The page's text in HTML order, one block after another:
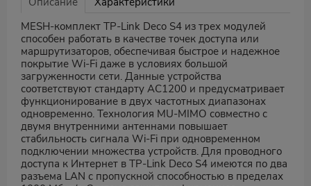
MESH-комплект TP-Link Deco S4 из трех модулей
способен работать в качестве точек доступа или
маршрутизаторов, обеспечивая быстрое и надежное
покрытие Wi-Fi даже в условиях большой
загруженности сети. Данные устройства
соответствуют стандарту AC1200 и предусматривает
функционирование в двух частотных диапазонах
одновременно. Технология MU-MIMO совместно с
двумя внутренними антеннами повышает
стабильность сигнала Wi-Fi при одновременном
подключении множества устройств. Для проводного
доступа к Интернет в TP-Link Deco S4 имеются по два
разъема LAN с пропускной способностью в пределах